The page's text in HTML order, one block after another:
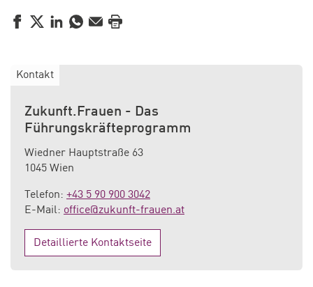
Facebook
TwitterLinkedIn
WhatsApp
E-MailDrucken
Kontakt
Zukunft.Frauen - Das
Führungskräfteprogramm
Wiedner Hauptstraße 63
1045 Wien
Telefon: +43 5 90 900 3042
E-Mail: office@zukunft-frauen.at
Detaillierte Kontaktseite